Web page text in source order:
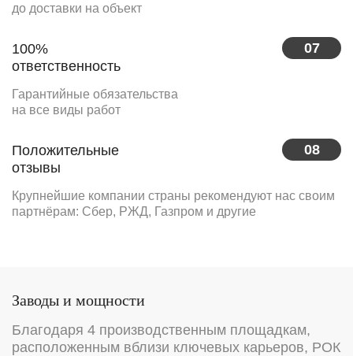
до доставки на объект
07
100%
ответственность
Гарантийные обязательства
на все виды работ
08
Положительные
отзывы
Крупнейшие компании страны рекомендуют нас своим
партнёрам: Сбер, РЖД, Газпром и другие
Заводы и мощности
Благодаря 4 производственным площадкам,
расположенным вблизи ключевых карьеров, РОК